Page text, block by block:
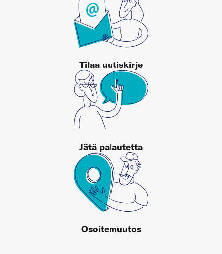
Tilaa uutiskirje
Jätä palautetta
Osoitemuutos